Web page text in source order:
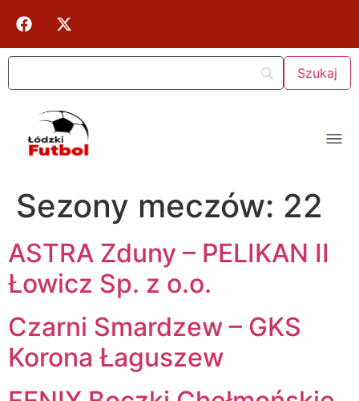
Sezony meczów: 22
ASTRA Zduny – PELIKAN II
Łowicz Sp. z o.o.
Czarni Smardzew – GKS
Korona Łaguszew